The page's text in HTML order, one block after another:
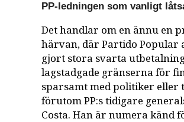
PP-ledningen som vanligt
Det handlar om en ännu en
härvan, där Partido Popular
gjort stora svarta
lagstadgade gränserna för
sparsamt med politiker eller
förutom PP:s tidigare
Costa. Han är numera känd